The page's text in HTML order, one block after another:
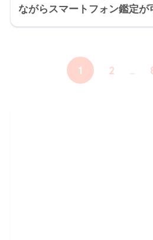
ながらスマートフォン鑑定が
1 2 …